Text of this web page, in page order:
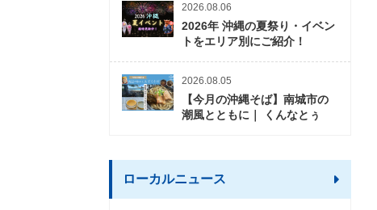
2026.08.06
2026年 沖縄の夏祭り・イベン
トをエリア別にご紹介！
2026.08.05
【今月の沖縄そば】南城市の
潮風とともに｜ くんなとぅ
ローカルニュース